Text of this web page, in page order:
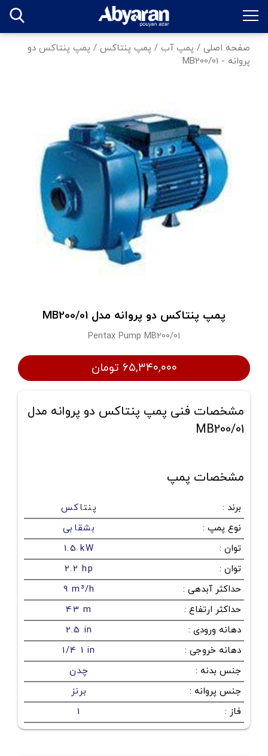
صفحه اصلی / پمپ آب / پمپ پنتاکس / پمپ پنتاکس دو
پروانه - MB200/01
پمپ پنتاکس دو پروانه مدل MB200/01
Pentax Pump MB200/01
۶۵,۳۴۰,۰۰۰ تومان
مشخصات فنی پمپ پنتاکس دو پروانه مدل
MB200/01
مشخصات پمپ
برند :
پنتاکس
نوع پمپ :
بشقابی
توان :
1.5 kW
توان :
2.2 hp
حداکثر آبدهی :
9 m³/h
حداکثر ارتفاع :
43 m
دهانه ورودی :
2.5 in
دهانه خروجی :
1/4 1 in
جنس بدنه :
چدن
جنس پروانه :
برنز
فاز :
1